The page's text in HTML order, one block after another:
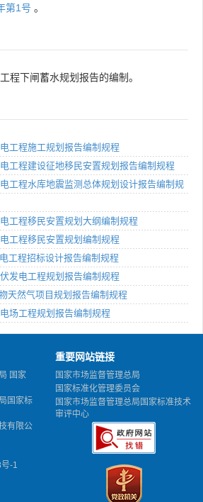
第1号 。
程下闸蓄水规划报告的编制。
工程施工规划报告编制规程
工程建设征地移民安置规划报告编制规程
工程水库地震监测总体规划设计报告编制规
工程移民安置规划大纲编制规程
工程移民安置规划编制规程
工程招标设计报告编制规程
发电工程规划报告编制规程
天然气项目规划报告编制规程
场工程规划报告编制规程
国家
国家标
有限公
-1
重要网站链接
国家市场监督管理总局
国家标准化管理委员会
国家市场监督管理总局国家标准技术
审评中心